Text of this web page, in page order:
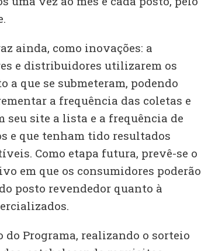
ainda, como inovações: a
e distribuidores utilizarem os
que se submeteram, podendo
a frequência das coletas e
seu site a lista e a frequência de
e que tenham tido resultados
Como etapa futura, prevê-se o
em que os consumidores poderão
posto revendedor quanto à
Programa, realizando o sorteio